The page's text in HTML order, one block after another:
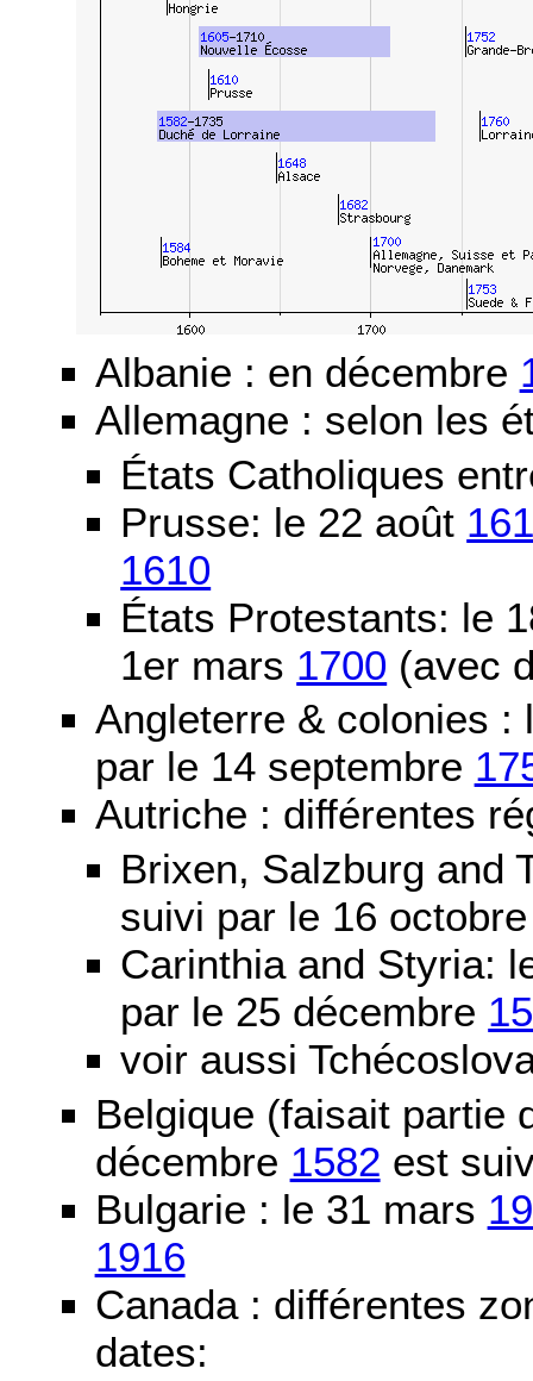
Albanie : en décembre
Allemagne : selon les
États Catholiques
Prusse: le 22 août
1610
États Protestants: le
1er mars 1700 (avec
Angleterre & colonies
par le 14 septembre
Autriche : différentes
Brixen, Salzburg and
suivi par le 16
Carinthia and Styria:
par le 25 décembre
voir aussi
Belgique (faisait partie
décembre 1582 est
Bulgarie : le 31 mars
1916
Canada : différentes
dates: